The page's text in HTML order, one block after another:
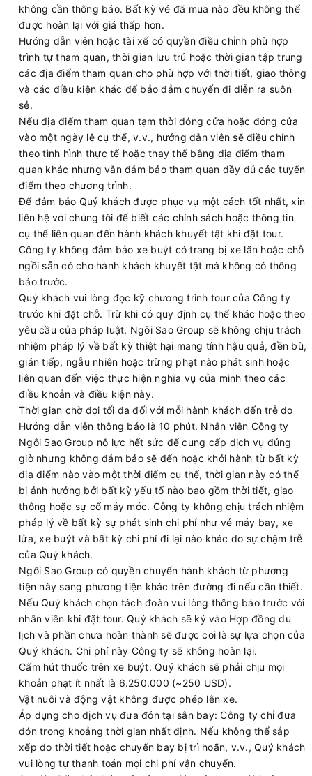
không cần thông báo. Bất kỳ vé đã mua nào đều không thể
được hoàn lại với giá thấp hơn.
Hướng dẫn viên hoặc tài xế có quyền điều chỉnh phù hợp
trình tự tham quan, thời gian lưu trú hoặc thời gian tập trung
các địa điểm tham quan cho phù hợp với thời tiết, giao thông
và các điều kiện khác để bảo đảm chuyến đi diễn ra suôn
sẻ.
Nếu địa điểm tham quan tạm thời đóng cửa hoặc đóng cửa
vào một ngày lễ cụ thể, v.v., hướng dẫn viên sẽ điều chỉnh
theo tình hình thực tế hoặc thay thế bằng địa điểm tham
quan khác nhưng vẫn đảm bảo tham quan đầy đủ các tuyến
điểm theo chương trình.
Để đảm bảo Quý khách được phục vụ một cách tốt nhất, xin
liên hệ với chúng tôi để biết các chính sách hoặc thông tin
cụ thể liên quan đến hành khách khuyết tật khi đặt tour.
Công ty không đảm bảo xe buýt có trang bị xe lăn hoặc chỗ
ngồi sẵn có cho hành khách khuyết tật mà không có thông
báo trước.
Quý khách vui lòng đọc kỹ chương trình tour của Công ty
trước khi đặt chỗ. Trừ khi có quy định cụ thể khác hoặc theo
yêu cầu của pháp luật, Ngôi Sao Group sẽ không chịu trách
nhiệm pháp lý về bất kỳ thiệt hại mang tính hậu quả, đền bù,
gián tiếp, ngẫu nhiên hoặc trừng phạt nào phát sinh hoặc
liên quan đến việc thực hiện nghĩa vụ của mình theo các
điều khoản và điều kiện này.
Thời gian chờ đợi tối đa đối với mỗi hành khách đến trễ do
Hướng dẫn viên thông báo là 10 phút. Nhân viên Công ty
Ngôi Sao Group nỗ lực hết sức để cung cấp dịch vụ đúng
giờ nhưng không đảm bảo sẽ đến hoặc khởi hành từ bất kỳ
địa điểm nào vào một thời điểm cụ thể, thời gian này có thể
bị ảnh hưởng bởi bất kỳ yếu tố nào bao gồm thời tiết, giao
thông hoặc sự cố máy móc. Công ty không chịu trách nhiệm
pháp lý về bất kỳ sự phát sinh chi phí như vé máy bay, xe
lửa, xe buýt và bất kỳ chi phí đi lại nào khác do sự chậm trễ
của Quý khách.
Ngôi Sao Group có quyền chuyển hành khách từ phương
tiện này sang phương tiện khác trên đường đi nếu cần thiết.
Nếu Quý khách chọn tách đoàn vui lòng thông báo trước với
nhân viên khi đặt tour. Quý khách sẽ ký vào Hợp đồng du
lịch và phần chưa hoàn thành sẽ được coi là sự lựa chọn của
Quý khách. Chi phí này Công ty sẽ không hoàn lại.
Cấm hút thuốc trên xe buýt. Quý khách sẽ phải chịu mọi
khoản phạt ít nhất là 6.250.000 (~250 USD).
Vật nuôi và động vật không được phép lên xe.
Áp dụng cho dịch vụ đưa đón tại sân bay: Công ty chỉ đưa
đón trong khoảng thời gian nhất định. Nếu không thể sắp
xếp do thời tiết hoặc chuyến bay bị trì hoãn, v.v., Quý khách
vui lòng tự thanh toán mọi chi phí vận chuyển.